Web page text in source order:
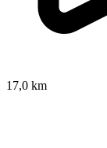
17,0 km